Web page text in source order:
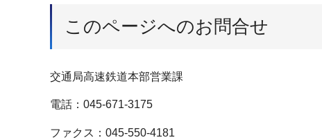
このページへのお問合せ
交通局高速鉄道本部営業課
電話：045-671-3175
ファクス：045-550-4181